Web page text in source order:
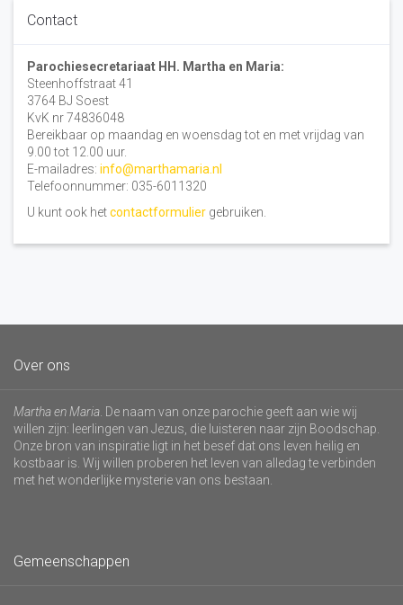
Contact
Parochiesecretariaat HH. Martha en Maria:
Steenhoffstraat 41
3764 BJ Soest
KvK nr 74836048
Bereikbaar op maandag en woensdag tot en met vrijdag van
9.00 tot 12.00 uur.
E-mailadres: info@marthamaria.nl
Telefoonnummer: 035-6011320
U kunt ook hetcontactformulier gebruiken.
Over ons
Martha en Maria . De naam van onze parochie geeft aan wie wij
willen zijn: leerlingen van Jezus, die luisteren naar zijn Boodschap.
Onze bron van inspiratie ligt in het besef dat ons leven heilig en
kostbaar is. Wij willen proberen het leven van alledag te verbinden
met het wonderlijke mysterie van ons bestaan.
Gemeenschappen